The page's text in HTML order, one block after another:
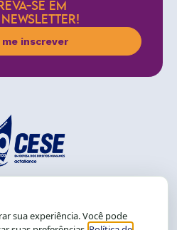
SE EM
me inscrever
Graça, 150. Graça
40.150-055
BA, Brasil.